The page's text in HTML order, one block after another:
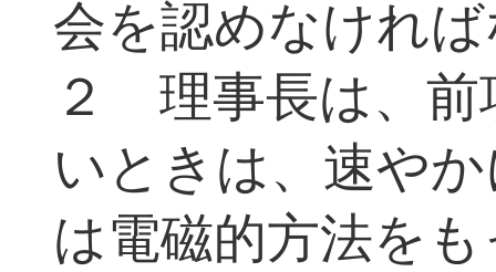
会を認めなけれ
２ 理事長は、前
いときは、速や
は電磁的方法を